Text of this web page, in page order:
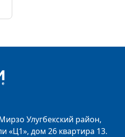
Улугбекский район,
«Ц1», дом 26 квартира 13.